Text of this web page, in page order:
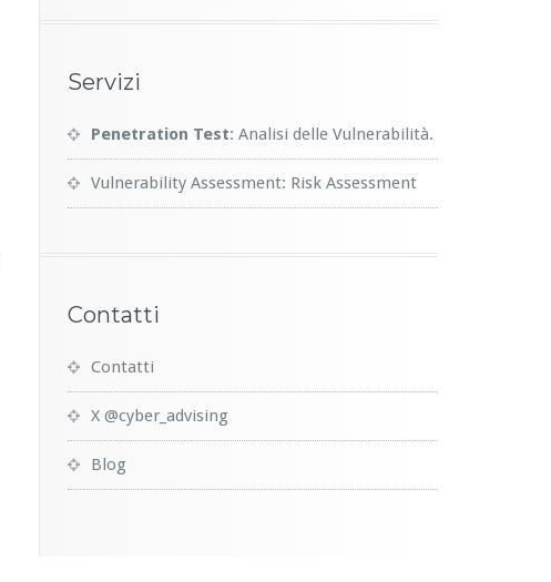
Servizi
Penetration Test: Analisi delle Vulnerabilità.
Vulnerability Assessment: Risk Assessment
Contatti
Contatti
X @cyber_advising
Blog